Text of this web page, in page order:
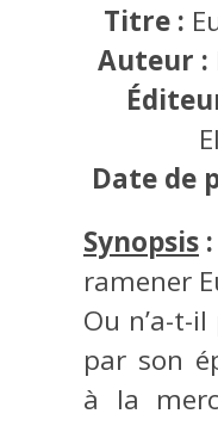
Titre :
Auteur :
Date de
Synopsis :
ramener
Ou n’a-t-
par son
à la